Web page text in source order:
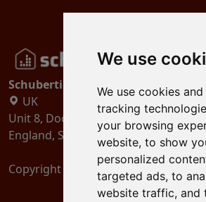
We use
We use cookies
tracking
your browsing
website, to show
personalized
targeted ads, to
website traffic, and
Schubertiades, Ltd.
UK
Unit 8, Dock Offices, Surrey Quays
England, SE16 2XU
Copyright 2024 Schubertiades, Ltd.